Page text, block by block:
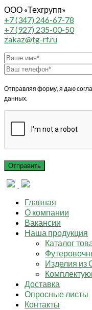
ООО «Техгрупп»
+7 (347) 246-67-78
+7 (927) 235-00-50
zakaz@tg-rf.ru
Отправляя форму, я даю
данных.
Главная
О компании
Вакансии
Наша продукция
Каталог
Изделия
Доставка
Опросные листы
Контакты